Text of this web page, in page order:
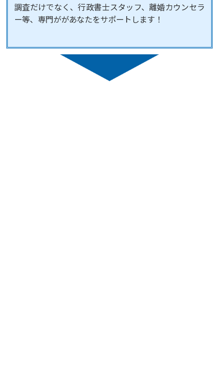
調査だけでなく、行政書士スタッフ、離婚カウンセラ
ー等、専門ががあなたをサポートします！